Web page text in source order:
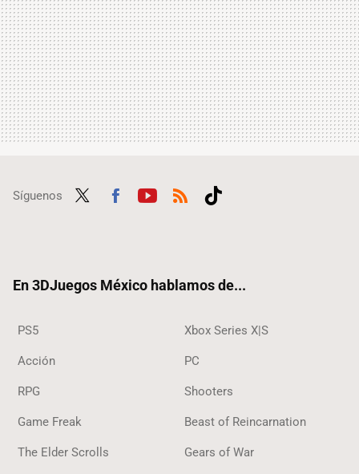
Síguenos
En 3DJuegos México hablamos de...
PS5 Xbox Series X|S
Acción PC
RPG Shooters
Game Freak Beast of Reincarnation
The Elder Scrolls Gears of War